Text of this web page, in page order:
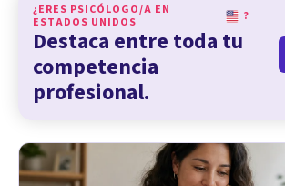
¿ERES PSICÓLOGO/A EN
ESTADOS UNIDOS
?
Destaca entre toda tu
competencia
profesional.